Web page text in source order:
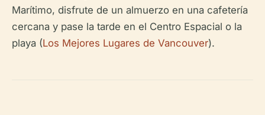
Marítimo, disfrute de un almuerzo en una cafetería
cercana y pase la tarde en el Centro Espacial o la
playa (Los Mejores Lugares de Vancouver).